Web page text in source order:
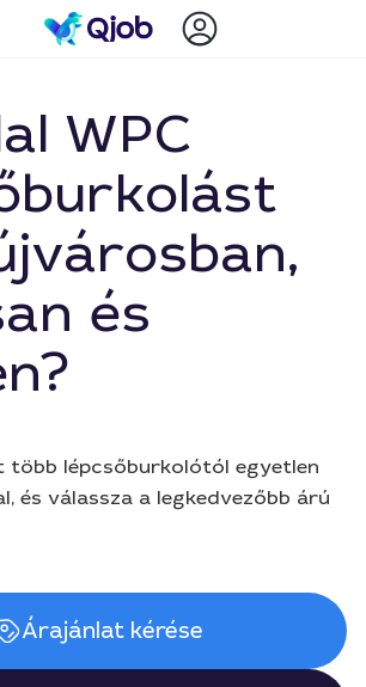
WPC
és
több lépcsőburkolótól egyetlen
és válassza a legkedvezőbb árú
Árajánlat kérése